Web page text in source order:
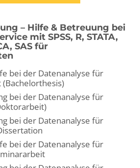
– Hilfe & Betreuung bei
mit SPSS, R, STATA,
SAS für
bei der Datenanalyse für
bei der Datenanalyse für
bei der Datenanalyse für
bei der Datenanalyse für